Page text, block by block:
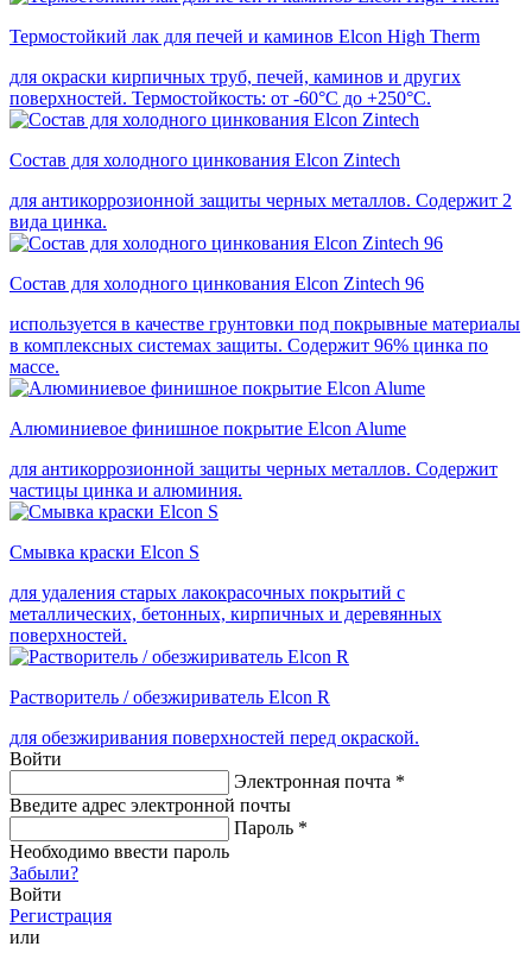
Термостойкий лак для печей и каминов Elcon High Therm
для окраски кирпичных труб, печей, каминов и других
поверхностей. Термостойкость: от -60°С до +250°С.
Состав для холодного цинкования Elcon Zintech
для антикоррозионной защиты черных металлов. Содержит 2
вида цинка.
Состав для холодного цинкования Elcon Zintech 96
используется в качестве грунтовки под покрывные материалы
в комплексных системах защиты. Cодержит 96% цинка по
массе.
Алюминиевое финишное покрытие Elcon Alume
для антикоррозионной защиты черных металлов. Содержит
частицы цинка и алюминия.
Смывка краски Elcon S
для удаления старых лакокрасочных покрытий с
металлических, бетонных, кирпичных и деревянных
поверхностей.
Растворитель / обезжириватель Elcon R
для обезжиривания поверхностей перед окраской.
Войти
Электронная почта *
Введите адрес электронной почты
Пароль *
Необходимо ввести пароль
Забыли?
Войти
Регистрация
или